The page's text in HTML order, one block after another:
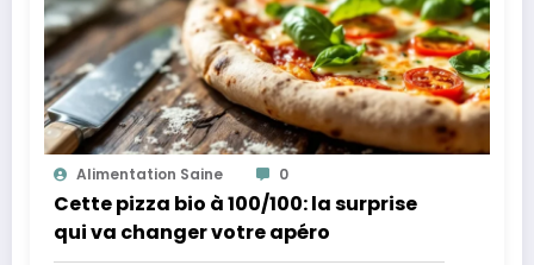
Alimentation Saine 0
Cette pizza bio à 100/100: la surprise
qui va changer votre apéro